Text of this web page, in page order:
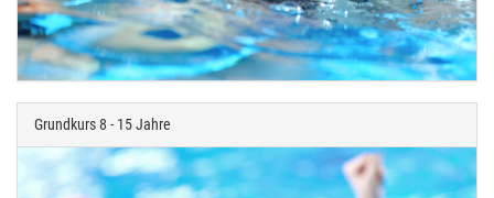
Grundkurs 8 - 15 Jahre